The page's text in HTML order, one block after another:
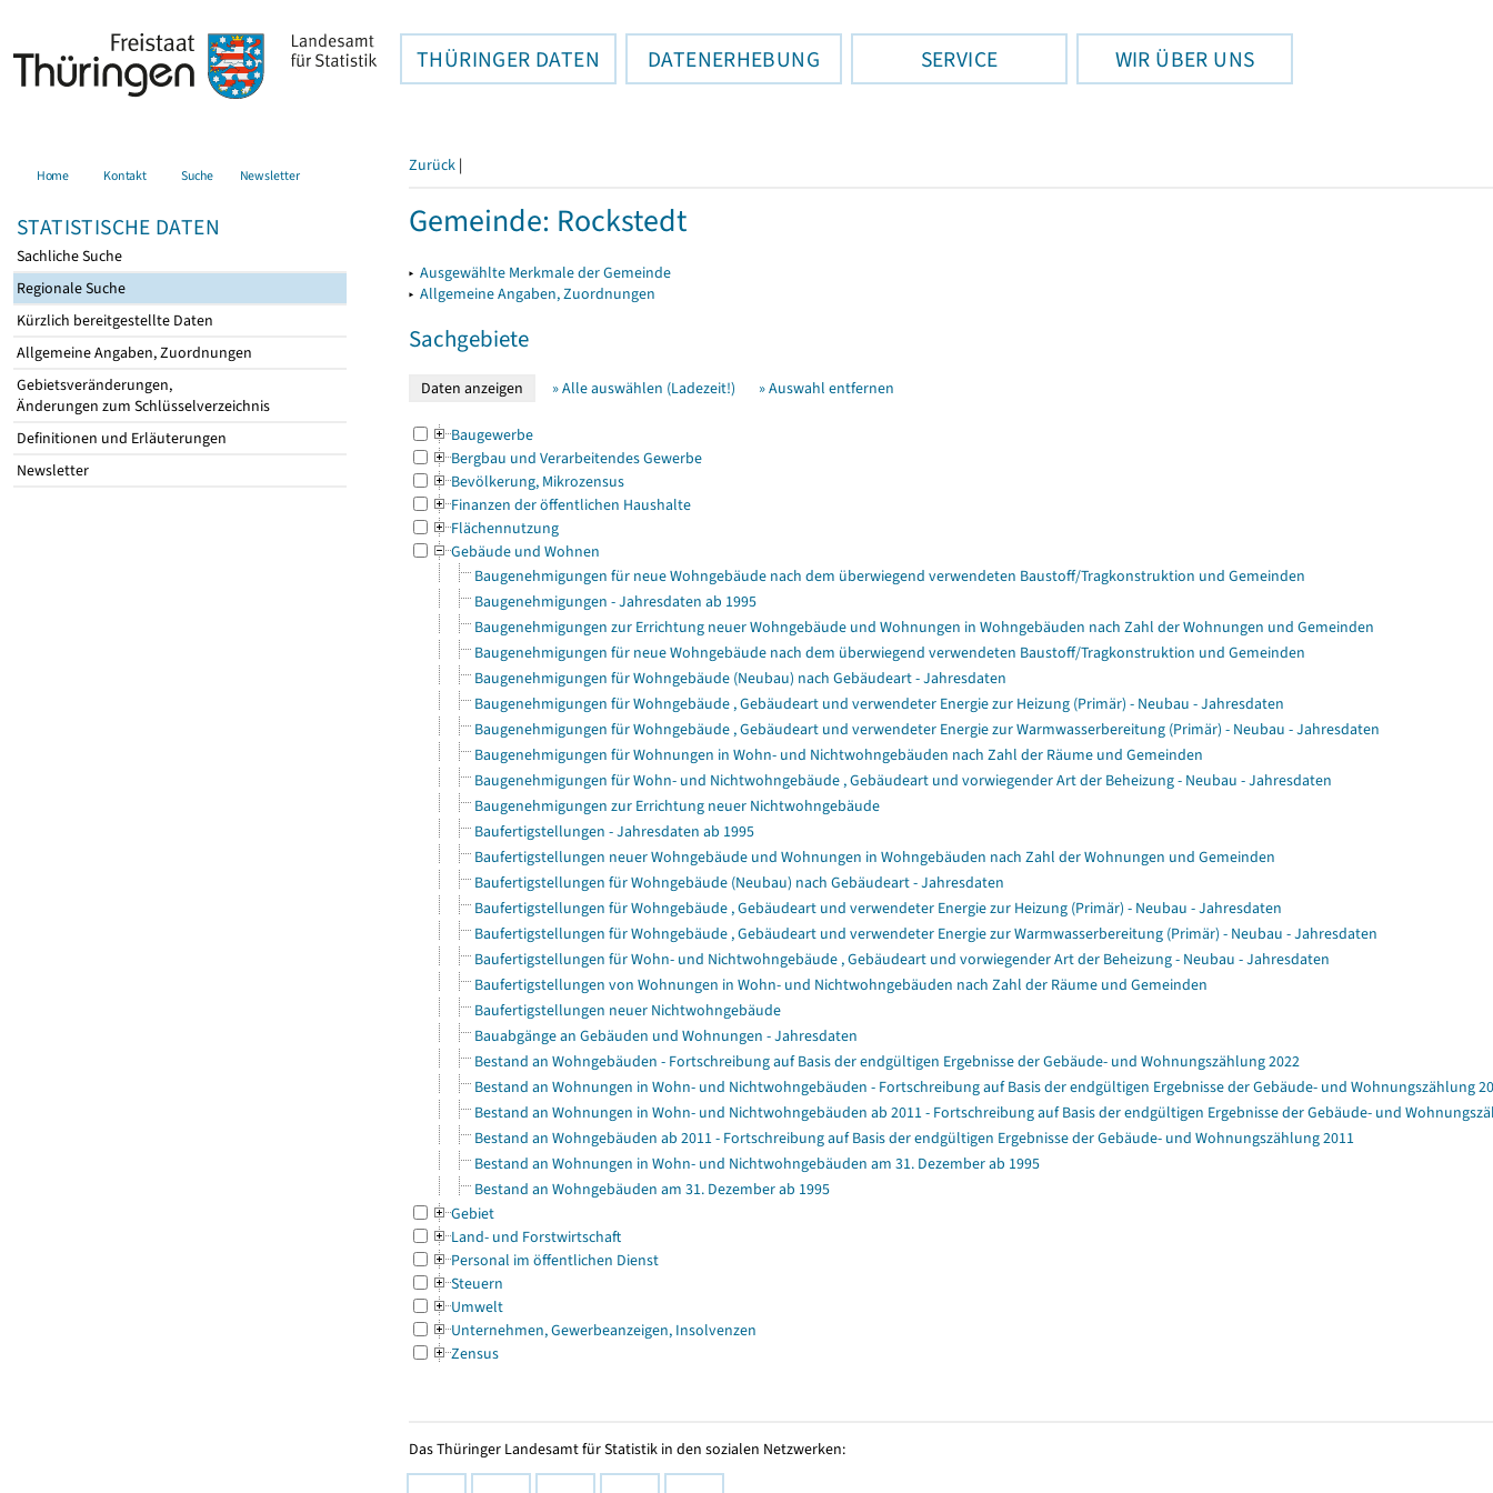
THÜRINGER DATEN DATENERHEBUNG SERVICE WIR ÜBER UNS
Home Kontakt Suche Newsletter
STATISTISCHE DATEN
Sachliche Suche
Regionale Suche
Kürzlich bereitgestellte Daten
Allgemeine Angaben, Zuordnungen
Gebietsveränderungen,
Änderungen zum Schlüsselverzeichnis
Definitionen und Erläuterungen
Newsletter
Zurück |
Gemeinde: Rockstedt
▸ Ausgewählte Merkmale der Gemeinde
▸ Allgemeine Angaben, Zuordnungen
Sachgebiete
» Alle auswählen (Ladezeit!) » Auswahl entfernen
Baugewerbe
Bergbau und Verarbeitendes Gewerbe
Bevölkerung, Mikrozensus
Finanzen der öffentlichen Haushalte
Flächennutzung
Gebäude und Wohnen
Baugenehmigungen für neue Wohngebäude nach dem überwiegend verwendeten Baustoff/Tragkonstruktion und Gemeinden
Baugenehmigungen - Jahresdaten ab 1995
Baugenehmigungen zur Errichtung neuer Wohngebäude und Wohnungen in Wohngebäuden nach Zahl der Wohnungen und Gemeinden
Baugenehmigungen für neue Wohngebäude nach dem überwiegend verwendeten Baustoff/Tragkonstruktion und Gemeinden
Baugenehmigungen für Wohngebäude (Neubau) nach Gebäudeart - Jahresdaten
Baugenehmigungen für Wohngebäude , Gebäudeart und verwendeter Energie zur Heizung (Primär) - Neubau - Jahresdaten
Baugenehmigungen für Wohngebäude , Gebäudeart und verwendeter Energie zur Warmwasserbereitung (Primär) - Neubau - Jahresdaten
Baugenehmigungen für Wohnungen in Wohn- und Nichtwohngebäuden nach Zahl der Räume und Gemeinden
Baugenehmigungen für Wohn- und Nichtwohngebäude , Gebäudeart und vorwiegender Art der Beheizung - Neubau - Jahresdaten
Baugenehmigungen zur Errichtung neuer Nichtwohngebäude
Baufertigstellungen - Jahresdaten ab 1995
Baufertigstellungen neuer Wohngebäude und Wohnungen in Wohngebäuden nach Zahl der Wohnungen und Gemeinden
Baufertigstellungen für Wohngebäude (Neubau) nach Gebäudeart - Jahresdaten
Baufertigstellungen für Wohngebäude , Gebäudeart und verwendeter Energie zur Heizung (Primär) - Neubau - Jahresdaten
Baufertigstellungen für Wohngebäude , Gebäudeart und verwendeter Energie zur Warmwasserbereitung (Primär) - Neubau - Jahresdaten
Baufertigstellungen für Wohn- und Nichtwohngebäude , Gebäudeart und vorwiegender Art der Beheizung - Neubau - Jahresdaten
Baufertigstellungen von Wohnungen in Wohn- und Nichtwohngebäuden nach Zahl der Räume und Gemeinden
Baufertigstellungen neuer Nichtwohngebäude
Bauabgänge an Gebäuden und Wohnungen - Jahresdaten
Bestand an Wohngebäuden - Fortschreibung auf Basis der endgültigen Ergebnisse der Gebäude- und Wohnungszählung 2022
Bestand an Wohnungen in Wohn- und Nichtwohngebäuden - Fortschreibung auf Basis der endgültigen Ergebnisse der Gebäude- und Wohnungszählung
Bestand an Wohnungen in Wohn- und Nichtwohngebäuden ab 2011 - Fortschreibung auf Basis der endgültigen Ergebnisse der Gebäude- und
Bestand an Wohngebäuden ab 2011 - Fortschreibung auf Basis der endgültigen Ergebnisse der Gebäude- und Wohnungszählung 2011
Bestand an Wohnungen in Wohn- und Nichtwohngebäuden am 31. Dezember ab 1995
Bestand an Wohngebäuden am 31. Dezember ab 1995
Gebiet
Land- und Forstwirtschaft
Personal im öffentlichen Dienst
Steuern
Umwelt
Unternehmen, Gewerbeanzeigen, Insolvenzen
Zensus
Das Thüringer Landesamt für Statistik in den sozialen Netzwerken: